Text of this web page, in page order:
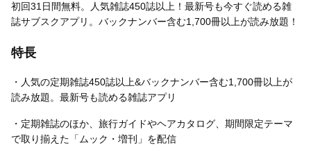
初回31日間無料。人気雑誌450誌以上！最新号も今すぐ読める雑
誌サブスクアプリ。バックナンバー含む1,700冊以上が読み放題！
特長
・人気の定期雑誌450誌以上&バックナンバー含む1,700冊以上が
読み放題。最新号も読める雑誌アプリ
・定期雑誌のほか、旅行ガイドやヘアカタログ、期間限定テーマ
で取り揃えた「ムック・増刊」を配信